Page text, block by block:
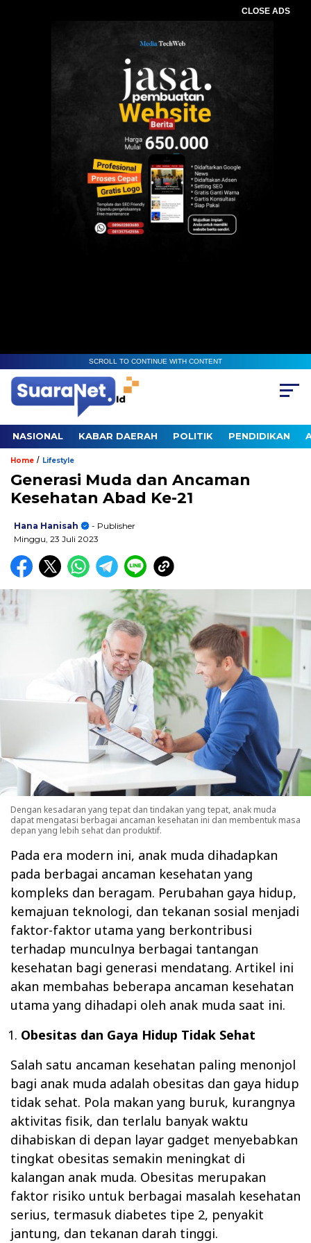
CLOSE ADS
SCROLL TO CONTINUE WITH CONTENT
NASIONAL KABAR DAERAH POLITIK PENDIDIKAN
Home / Lifestyle
Generasi Muda dan Ancaman
Kesehatan Abad Ke-21
Hana Hanisah
- Publisher
Minggu, 23 Juli 2023
Dengan kesadaran yang tepat dan tindakan yang tepat, anak muda
dapat mengatasi berbagai ancaman kesehatan ini dan membentuk masa
depan yang lebih sehat dan produktif.
Pada era modern ini, anak muda dihadapkan
pada berbagai ancaman kesehatan yang
kompleks dan beragam. Perubahan gaya hidup,
kemajuan teknologi, dan tekanan sosial menjadi
faktor-faktor utama yang berkontribusi
terhadap munculnya berbagai tantangan
kesehatan bagi generasi mendatang. Artikel ini
akan membahas beberapa ancaman kesehatan
utama yang dihadapi oleh anak muda saat ini.
Obesitas dan Gaya Hidup Tidak Sehat
Salah satu ancaman kesehatan paling menonjol
bagi anak muda adalah obesitas dan gaya hidup
tidak sehat. Pola makan yang buruk, kurangnya
aktivitas fisik, dan terlalu banyak waktu
dihabiskan di depan layar gadget menyebabkan
tingkat obesitas semakin meningkat di
kalangan anak muda. Obesitas merupakan
faktor risiko untuk berbagai masalah kesehatan
serius, termasuk diabetes tipe 2, penyakit
jantung, dan tekanan darah tinggi.